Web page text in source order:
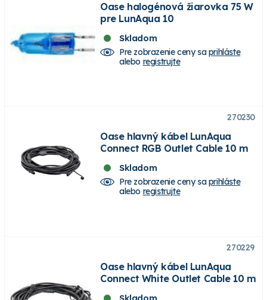
Oase halogénová žiarovka 75 W
pre LunAqua 10
Skladom
Pre zobrazenie ceny saprihláste
alebo registrujte
270230
Oase hlavný kábel LunAqua
Connect RGB Outlet Cable 10 m
Skladom
Pre zobrazenie ceny saprihláste
alebo registrujte
270229
Oase hlavný kábel LunAqua
Connect White Outlet Cable 10 m